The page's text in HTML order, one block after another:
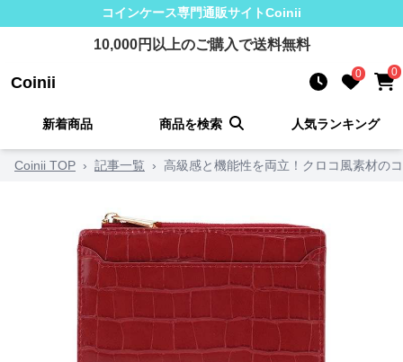
コインケース専門通販サイトCoinii
10,000円以上のご購入で送料無料
Coinii 0 0
新着商品 商品を検索 人気ランキング
Coinii TOP › 記事一覧 › 高級感と機能性を両立！クロコ風素材の